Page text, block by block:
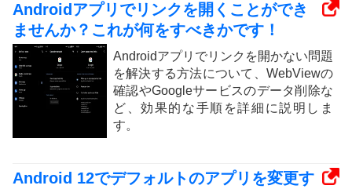
Androidアプリでリンクを開くことができ
ませんか？これが何をすべきかです！
Androidアプリでリンクを開かない問題
を解決する方法について、WebViewの
確認やGoogleサービスのデータ削除な
ど、効果的な手順を詳細に説明しま
す。
Android 12でデフォルトのアプリを変更す